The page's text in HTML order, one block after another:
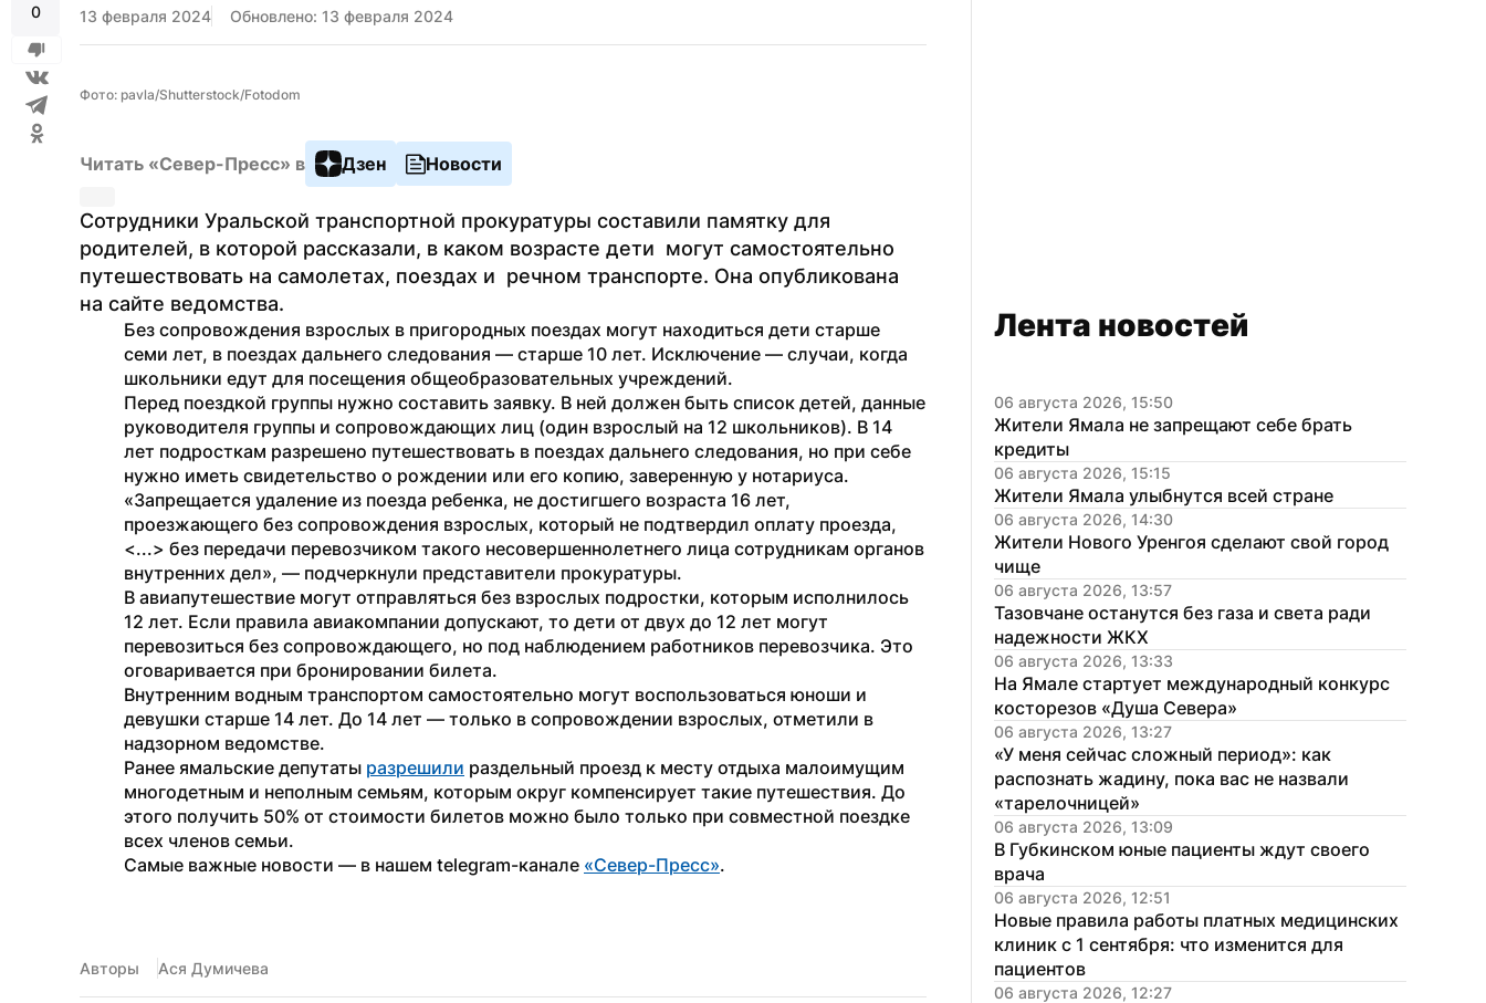
0 13 февраля 2024 Обновлено: 13 февраля 2024
Фото: pavla/Shutterstock/Fotodom
Читать «Север-Пресс» в Дзен Новости
Сотрудники Уральской транспортной прокуратуры составили памятку для
родителей, в которой рассказали, в каком возрасте дети  могут самостоятельно
путешествовать на самолетах, поездах и  речном транспорте. Она опубликована
на сайте ведомства.
Без сопровождения взрослых в пригородных поездах могут находиться дети старше
семи лет, в поездах дальнего следования — старше 10 лет. Исключение — случаи, когда
школьники едут для посещения общеобразовательных учреждений.
Перед поездкой группы нужно составить заявку. В ней должен быть список детей, данные
руководителя группы и сопровождающих лиц (один взрослый на 12 школьников). В 14
лет подросткам разрешено путешествовать в поездах дальнего следования, но при себе
нужно иметь свидетельство о рождении или его копию, заверенную у нотариуса.
«Запрещается удаление из поезда ребенка, не достигшего возраста 16 лет,
проезжающего без сопровождения взрослых, который не подтвердил оплату проезда,
<...> без передачи перевозчиком такого несовершеннолетнего лица сотрудникам органов
внутренних дел», — подчеркнули представители прокуратуры.
В авиапутешествие могут отправляться без взрослых подростки, которым исполнилось
12 лет. Если правила авиакомпании допускают, то дети от двух до 12 лет могут
перевозиться без сопровождающего, но под наблюдением работников перевозчика. Это
оговаривается при бронировании билета.
Внутренним водным транспортом самостоятельно могут воспользоваться юноши и
девушки старше 14 лет. До 14 лет — только в сопровождении взрослых, отметили в
надзорном ведомстве.
Ранее ямальские депутаты разрешили раздельный проезд к месту отдыха малоимущим
многодетным и неполным семьям, которым округ компенсирует такие путешествия. До
этого получить 50% от стоимости билетов можно было только при совместной поездке
всех членов семьи.
Самые важные новости — в нашем telegram-канале «Север-Пресс».
Авторы Ася Думичева
Лента новостей
06 августа 2026, 15:50
Жители Ямала не запрещают себе брать
кредиты
06 августа 2026, 15:15
Жители Ямала улыбнутся всей стране
06 августа 2026, 14:30
Жители Нового Уренгоя сделают свой город
чище
06 августа 2026, 13:57
Тазовчане останутся без газа и света ради
надежности ЖКХ
06 августа 2026, 13:33
На Ямале стартует международный конкурс
косторезов «Душа Севера»
06 августа 2026, 13:27
«У меня сейчас сложный период»: как
распознать жадину, пока вас не назвали
«тарелочницей»
06 августа 2026, 13:09
В Губкинском юные пациенты ждут своего
врача
06 августа 2026, 12:51
Новые правила работы платных медицинских
клиник с 1 сентября: что изменится для
пациентов
06 августа 2026, 12:27